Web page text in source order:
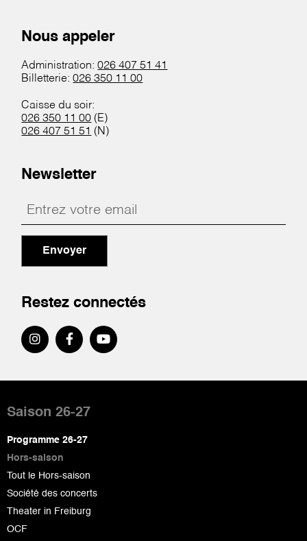
Nous appeler
Administration:026 407 51 41
Billetterie:026 350 11 00
Caisse du soir:
026 350 11 00 (E)
026 407 51 51 (N)
Newsletter
Envoyer
Restez connectés
de
page
Saison 26-27
Programme 26-27
Hors-saison
Tout le Hors-saison
Société des concerts
Theater in Freiburg
OCF